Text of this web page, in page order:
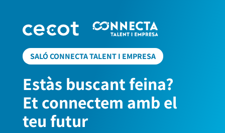
SALÓ CONNECTA TALENT I EMPRESA
Estàs buscantfeina?
Et connectem amb el
teu futur